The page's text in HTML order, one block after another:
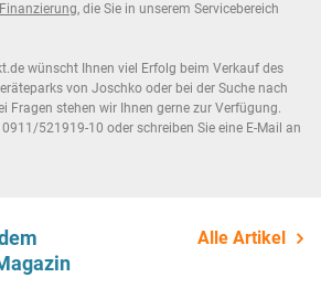
Finanzierung, die Sie in unserem Servicebereich
wünscht Ihnen viel Erfolg beim Verkauf des
von Joschko oder bei der Suche nach
Fragen stehen wir Ihnen gerne zur Verfügung.
521919-10 oder schreiben Sie eine E-Mail an
Alle Artikel